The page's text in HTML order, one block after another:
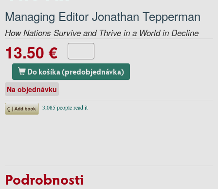
Managing Editor Jonathan Tepperman
How Nations Survive and Thrive in a World in Decline
13.50 €
Do košíka (predobjednávka)
Na objednávku
Podrobnosti